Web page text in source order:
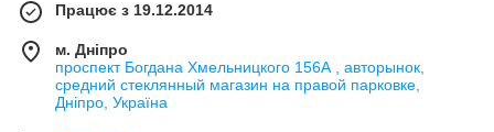
Працює з 19.12.2014
м. Дніпро
проспект Богдана Хмельницкого 156А , авторынок,
средний стеклянный магазин на правой парковке,
Дніпро, Україна